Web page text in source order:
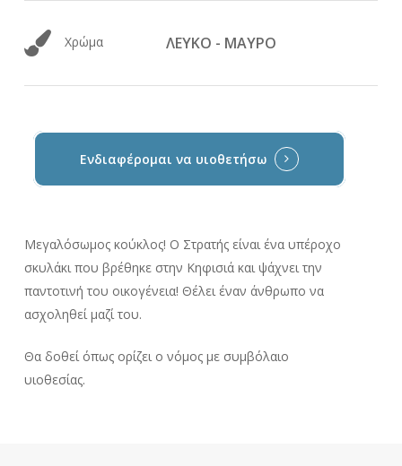
Χρώμα ΛΕΥΚΟ - ΜΑΥΡΟ
Ενδιαφέρομαι να υιοθετήσω
Mεγαλόσωμος κούκλος! Ο Στρατής είναι ένα υπέροχο
σκυλάκι που βρέθηκε στην Κηφισιά και ψάχνει την
παντοτινή του οικογένεια! Θέλει έναν άνθρωπο να
ασχοληθεί μαζί του.
Θα δοθεί όπως ορίζει ο νόμος με συμβόλαιο
υιοθεσίας.